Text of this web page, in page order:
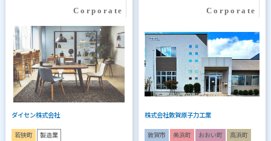
ダイセン株式会社
若狭町 製造業
株式会社敦賀原子力工業
敦賀市 美浜町 おおい町 高浜町